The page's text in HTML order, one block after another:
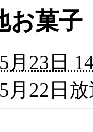
お菓
月23日
月22日